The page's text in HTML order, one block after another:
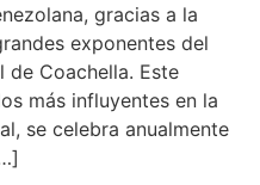
gracias a la
exponentes del
de Coachella. Este
más influyentes en la
se celebra anualmente